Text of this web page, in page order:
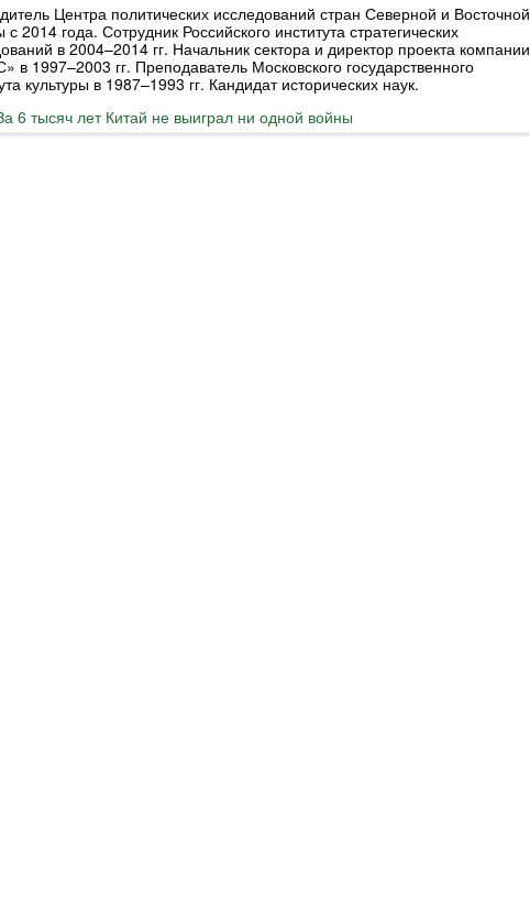
Центра политических исследований стран Северной и Восточной
2014 года. Сотрудник Российского института стратегических
в 2004–2014 гг. Начальник сектора и директор проекта компании
в 1997–2003 гг. Преподаватель Московского государственного
культуры в 1987–1993 гг. Кандидат исторических наук.
6 тысяч лет Китай не выиграл ни одной войны